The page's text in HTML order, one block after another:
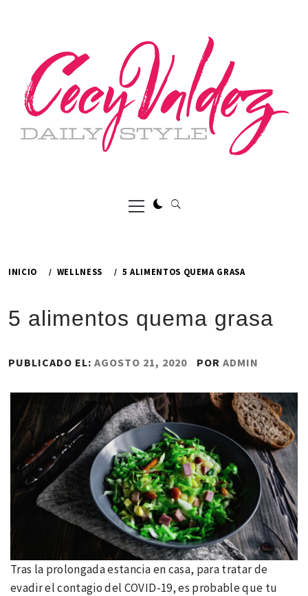
Menú
principal
INICIO WELLNESS 5 ALIMENTOS QUEMA GRASA
5 alimentos quema grasa
PUBLICADO EL: AGOSTO 21, 2020 POR ADMIN
Tras la prolongada estancia en casa, para tratar de
evadir el contagio del COVID-19, es probable que tu